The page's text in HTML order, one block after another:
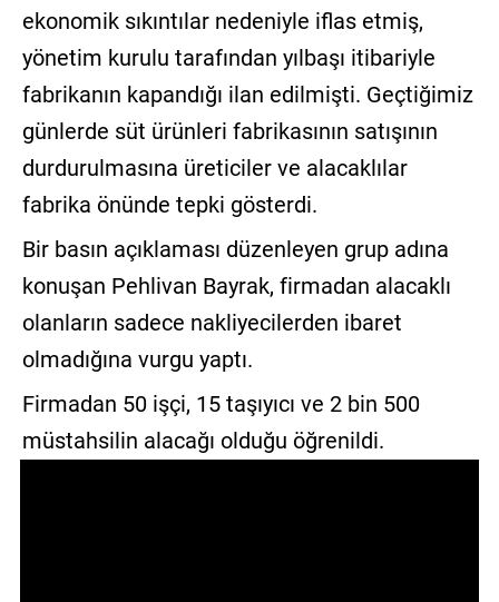
Kullanıcı
Sözleşmesi
ekonomik sıkıntılar nedeniyle iflas etmiş,
yönetim kurulu tarafından yılbaşı itibariyle
fabrikanın kapandığı ilan edilmişti. Geçtiğimiz
günlerde süt ürünleri fabrikasının satışının
durdurulmasına üreticiler ve alacaklılar
fabrika önünde tepki gösterdi.
Bir basın açıklaması düzenleyen grup adına
konuşan Pehlivan Bayrak, firmadan alacaklı
olanların sadece nakliyecilerden ibaret
olmadığına vurgu yaptı.
Firmadan 50 işçi, 15 taşıyıcı ve 2 bin 500
müstahsilin alacağı olduğu öğrenildi.